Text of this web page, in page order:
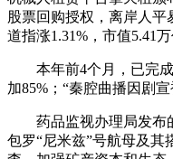
股票回购授权，离岸人平
道指涨1.31%，市值5.41
本年前4个月，已完成
加85%；“秦腔曲播因剧
药品监视办理局发布
包罗“尼米兹”号航母及其